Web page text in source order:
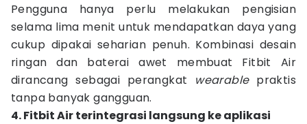
Pengguna hanya perlu melakukan pengisian
selama lima menit untuk mendapatkan daya yang
cukup dipakai seharian penuh. Kombinasi desain
ringan dan baterai awet membuat Fitbit Air
dirancang sebagai perangkat wearablepraktis
tanpa banyak gangguan.
4. Fitbit Air terintegrasi langsung ke aplikasi